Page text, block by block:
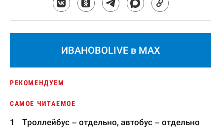
ИВАНОВОLIVE в MAX
РЕКОМЕНДУЕМ
САМОЕ ЧИТАЕМОЕ
Троллейбус – отдельно, автобус – отдельно